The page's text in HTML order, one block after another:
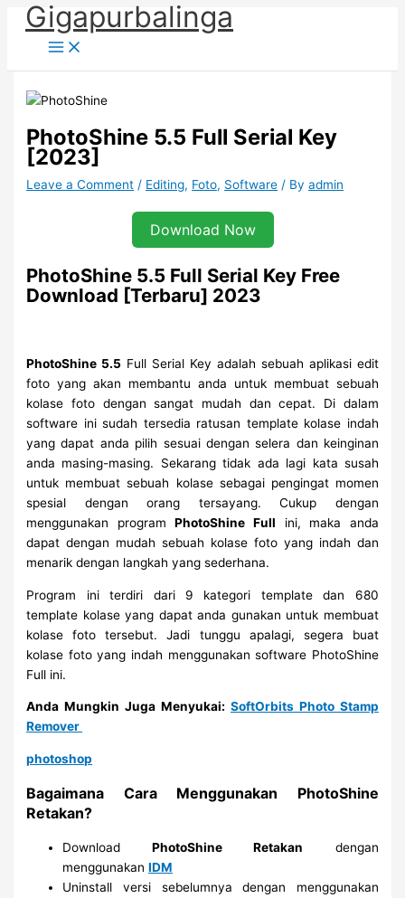
Skip
content
Gigapurbalinga
PhotoShine 5.5 Full Serial Key
[2023]
Leave a Comment / Editing, Foto, Software / Byadmin
Download Now
PhotoShine 5.5 Full Serial Key Free
Download [Terbaru] 2023
PhotoShine 5.5 Full Serial Key adalah sebuah aplikasi edit
foto yang akan membantu anda untuk membuat sebuah
kolase foto dengan sangat mudah dan cepat. Di dalam
software ini sudah tersedia ratusan template kolase indah
yang dapat anda pilih sesuai dengan selera dan keinginan
anda masing-masing. Sekarang tidak ada lagi kata susah
untuk membuat sebuah kolase sebagai pengingat momen
spesial dengan orang tersayang. Cukup dengan
menggunakan programPhotoShine Full ini, maka anda
dapat dengan mudah sebuah kolase foto yang indah dan
menarik dengan langkah yang sederhana.
Program ini terdiri dari 9 kategori template dan 680
template kolase yang dapat anda gunakan untuk membuat
kolase foto tersebut. Jadi tunggu apalagi, segera buat
kolase foto yang indah menggunakan software PhotoShine
Full ini.
Anda Mungkin Juga Menyukai: SoftOrbits Photo Stamp
Remover
photoshop
Bagaimana Cara Menggunakan PhotoShine
Retakan?
Download PhotoShine Retakan dengan
menggunakanIDM
Uninstall versi sebelumnya dengan menggunakan